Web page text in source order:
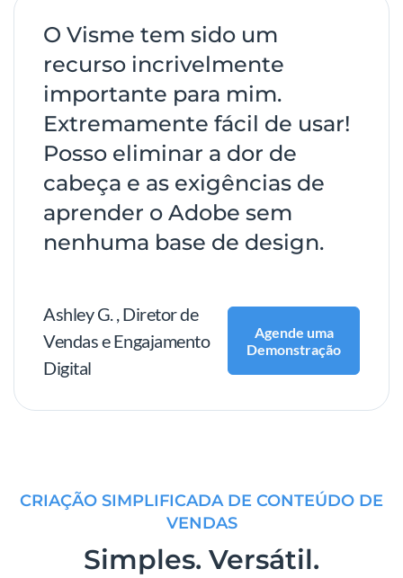
O Visme tem sido um
recurso incrivelmente
importante para mim.
Extremamente fácil de usar!
Posso eliminar a dor de
cabeça e as exigências de
aprender o Adobe sem
nenhuma base de design.
Ashley G. , Diretor de
Vendas e Engajamento
Digital
Agende uma
Demonstração
CRIAÇÃO SIMPLIFICADA DE CONTEÚDO DE
VENDAS
Simples. Versátil.